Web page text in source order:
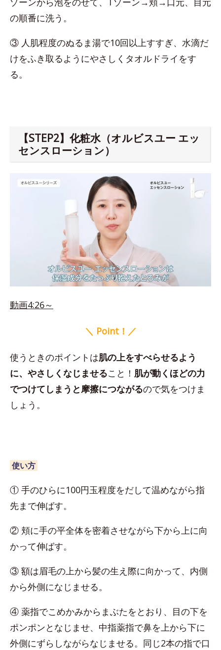
の順番に洗う。
③ 人肌程度のぬるま湯で10回以上すすぎ、水滴だ
けをふき取るようにやさしくタオルドライをす
る。
【STEP2】化粧水（オルビスユー エッ
センスローション）
動画4:26～
＼ Point！／
使うときのポイントは肌の上をすべらせるよう
に、やさしくなじませること！ 肌が動くほどの力
でつけてしまうと摩擦につながるので気をつけま
しょう。
使い方
① 手のひらに100円玉程度をだして温めながら指
先まで伸ばす。
② 頬に手の平全体を密着させながら下から上に向
かって伸ばす。
③ 額は眉毛の上から髪の生え際に向かって、内側
から外側になじませる。
④ 薬指でこめかみからまぶたをとおり、目の下を
ポンポンとなじませ、中指薬指で鼻を上から下に
外側にずらしながらなじませる。同じ2本の指で口